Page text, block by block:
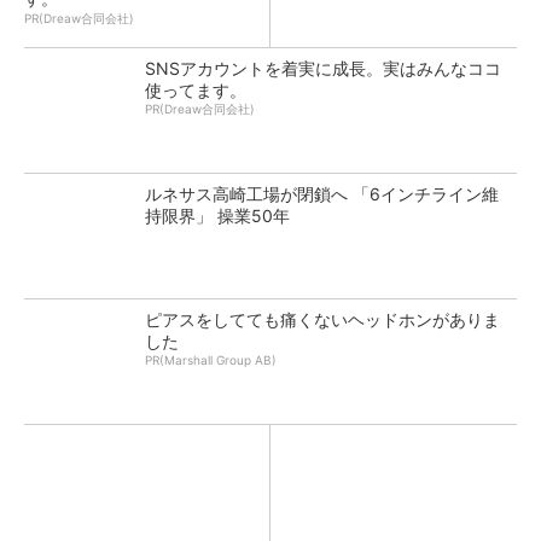
PR(Dreaw合同会社)
SNSアカウントを着実に成長。実はみんなココ
使ってます。
PR(Dreaw合同会社)
ルネサス高崎工場が閉鎖へ 「6インチライン維
持限界」 操業50年
ピアスをしてても痛くないヘッドホンがありま
した
PR(Marshall Group AB)